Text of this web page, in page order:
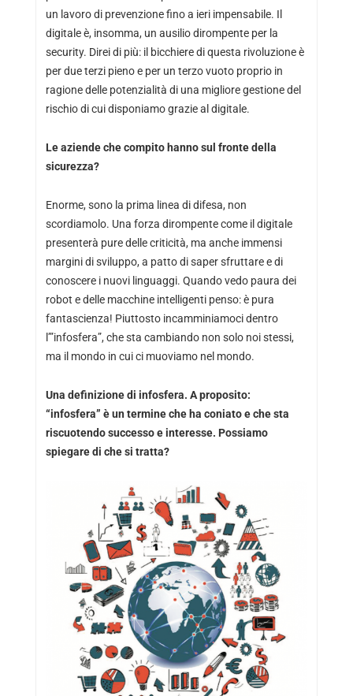
un lavoro di prevenzione fino a ieri impensabile. Il
digitale è, insomma, un ausilio dirompente per la
security. Direi di più: il bicchiere di questa rivoluzione è
per due terzi pieno e per un terzo vuoto proprio in
ragione delle potenzialità di una migliore gestione del
rischio di cui disponiamo grazie al digitale.
Le aziende che compito hanno sul fronte della
sicurezza?
Enorme, sono la prima linea di difesa, non
scordiamolo. Una forza dirompente come il digitale
presenterà pure delle criticità, ma anche immensi
margini di sviluppo, a patto di saper sfruttare e di
conoscere i nuovi linguaggi. Quando vedo paura dei
robot e delle macchine intelligenti penso: è pura
fantascienza! Piuttosto incamminiamoci dentro
l’”infosfera”, che sta cambiando non solo noi stessi,
ma il mondo in cui ci muoviamo nel mondo.
Una definizione di infosfera. A proposito:
“infosfera” è un termine che ha coniato e che sta
riscuotendo successo e interesse. Possiamo
spiegare di che si tratta?